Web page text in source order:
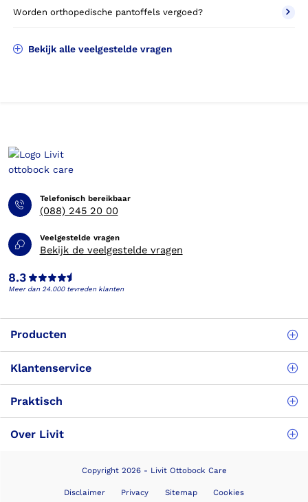
Worden orthopedische pantoffels vergoed?
Bekijk alle veelgestelde vragen
Telefonisch bereikbaar
(088) 245 20 00
Veelgestelde vragen
Bekijk de veelgestelde vragen
8.3
Meer dan 24.000 tevreden klanten
Producten
Klantenservice
Praktisch
Over Livit
Copyright 2026 - Livit Ottobock Care
Disclaimer Privacy Sitemap Cookies